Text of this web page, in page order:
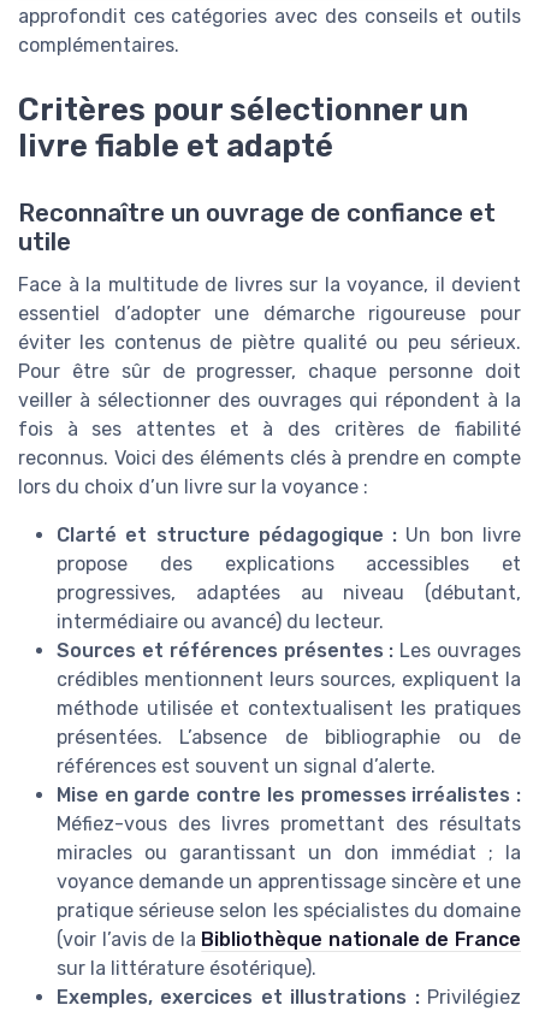
approfondit ces catégories avec des conseils et outils
complémentaires.
Critères pour sélectionner un
livre fiable et adapté
Reconnaître un ouvrage de confiance et
utile
Face à la multitude de livres sur la voyance, il devient
essentiel d’adopter une démarche rigoureuse pour
éviter les contenus de piètre qualité ou peu sérieux.
Pour être sûr de progresser, chaque personne doit
veiller à sélectionner des ouvrages qui répondent à la
fois à ses attentes et à des critères de fiabilité
reconnus. Voici des éléments clés à prendre en compte
lors du choix d’un livre sur la voyance :
Clarté et structure pédagogique : Un bon livre
propose des explications accessibles et
progressives, adaptées au niveau (débutant,
intermédiaire ou avancé) du lecteur.
Sources et références présentes : Les ouvrages
crédibles mentionnent leurs sources, expliquent la
méthode utilisée et contextualisent les pratiques
présentées. L’absence de bibliographie ou de
références est souvent un signal d’alerte.
Mise en garde contre les promesses irréalistes :
Méfiez-vous des livres promettant des résultats
miracles ou garantissant un don immédiat ; la
voyance demande un apprentissage sincère et une
pratique sérieuse selon les spécialistes du domaine
(voir l’avis de la Bibliothèque nationale de France
sur la littérature ésotérique).
Exemples, exercices et illustrations :Privilégiez